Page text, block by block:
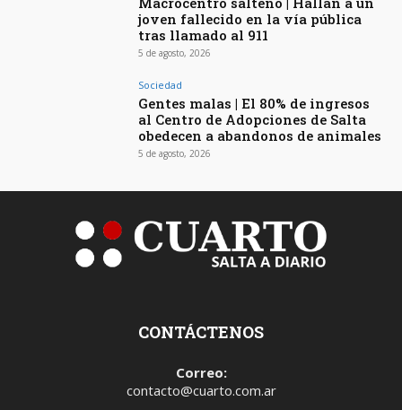
joven fallecido en la vía pública
tras llamado al 911
5 de agosto, 2026
Sociedad
Gentes malas | El 80% de ingresos
al Centro de Adopciones de Salta
obedecen a abandonos de animales
5 de agosto, 2026
CONTÁCTENOS
Correo:
contacto@cuarto.com.ar